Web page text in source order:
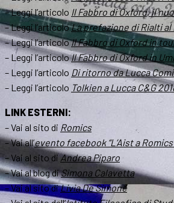
– Leggi l’articolo Il Fabbro di Oxford, il
– Leggi l’articoloLa prefazione di Rialti al
– Leggi l’articoloIl Fabbro di Oxfordin
– Leggi l’articoloIl Fabbro di Oxfordin
– Leggi l’articolo Di ritorno da Lucca
– Leggi l’articolo Tolkien a Lucca C&G
LINK ESTERNI:
– Vai al sito di Romics
– Vai all’evento facebook “L’Aist a
– Vai al sito diAndrea Piparo
– Vai al blog diSimona Calavetta
– Vai al sito diLivia De Simone